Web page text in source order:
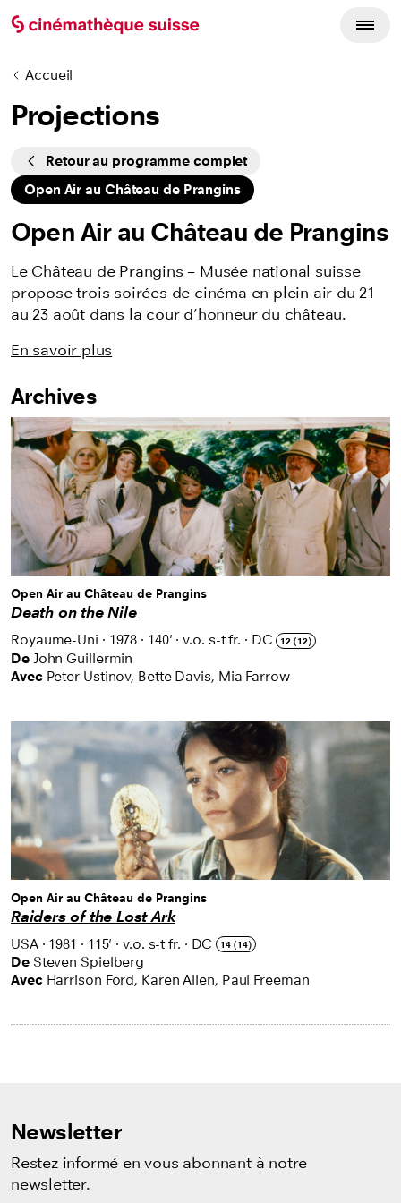
Accueil
Projections
CyclesRetour au programme complet
Open Air au Château de Prangins
Open Air au Château de Prangins
Le Château de Prangins – Musée national suisse
propose trois soirées de cinéma en plein air du 21
au 23 août dans la cour d’honneur du château.
En savoir plus
Listing des films
Archives
Open Air au Château de Prangins
Death on the Nile
Royaume-Uni · 1978 · 140' ·v.o. s-t fr. · DC 12 (12)
De John Guillermin
Avec Peter Ustinov, Bette Davis, Mia Farrow
Open Air au Château de Prangins
Raiders of the Lost Ark
USA· 1981 · 115' ·v.o. s-t fr. · DC 14 (14)
De Steven Spielberg
Avec Harrison Ford, Karen Allen, Paul Freeman
Newsletter
Restez informé en vous abonnant à notre
newsletter.